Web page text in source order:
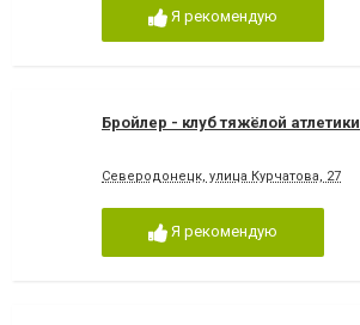
Я рекомендую
Бройлер - клуб тяжёлой атлетики
Северодонецк, улица Курчатова, 27
Я рекомендую